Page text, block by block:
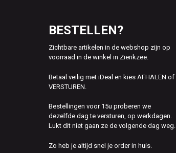
BESTELLEN?
Zichtbare artikelen in de webshop zijn op
voorraad in de winkel in Zierikzee.
Betaal veilig met iDeal en kies AFHALEN of
VERSTUREN.
Bestellingen voor 15u proberen we
dezelfde dag te versturen, op werkdagen.
Lukt dit niet gaan ze de volgende dag weg.
Zo heb je altijd snel je order in huis.